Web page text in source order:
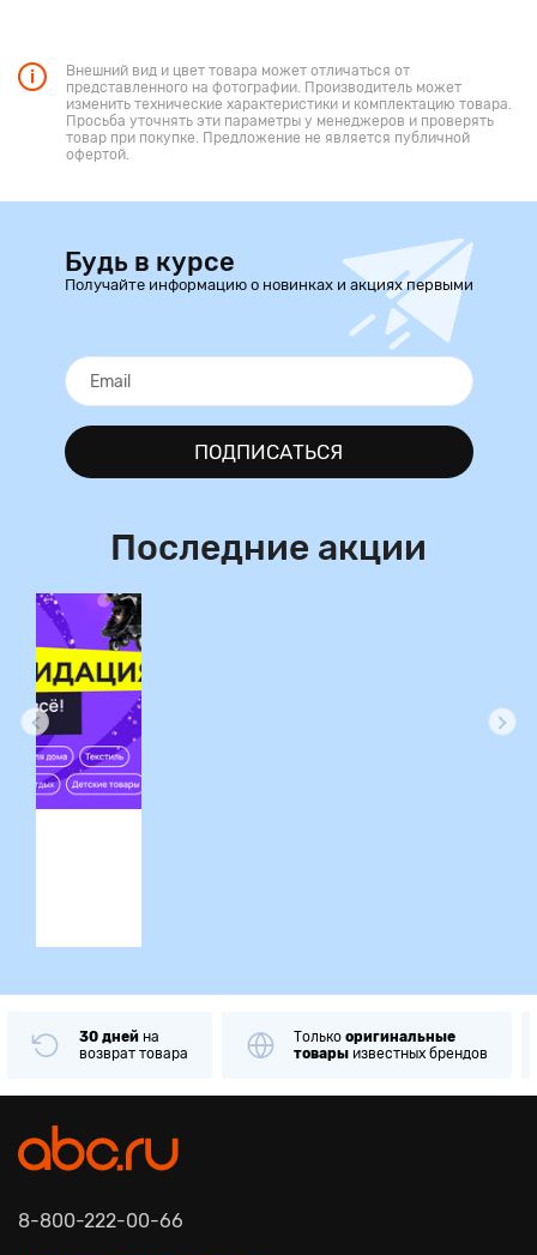
Внешний вид и цвет товара может отличаться от
представленного на фотографии. Производитель может
изменить технические характеристики и комплектацию товара.
Просьба уточнять эти параметры у менеджеров и проверять
товар при покупке. Предложение не является публичной
офертой.
Будь в курсе
Получайте информацию о новинках и акциях первыми
ПОДПИСАТЬСЯ
Последние акции
30 дней на
возврат товара
Только оригинальные
товары известных брендов
8-800-222-00-66